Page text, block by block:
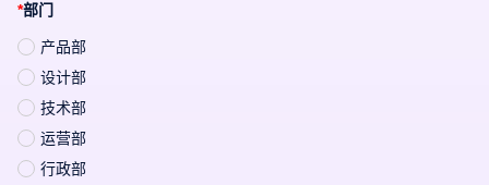
*部门
产品部
设计部
技术部
运营部
行政部